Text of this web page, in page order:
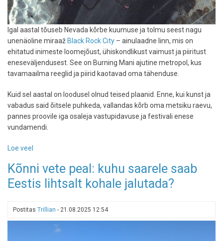
Igal aastal tõuseb Nevada kõrbe kuumuse ja tolmu seest nagu
unenäoline miraaž Black Rock City – ainulaadne linn, mis on
ehitatud inimeste loomejõust, ühiskondlikust vaimust ja piiritust
eneseväljendusest. See on Burning Mani ajutine metropol, kus
tavamaailma reeglid ja piirid kaotavad oma tähenduse.
Kuid sel aastal on loodusel olnud teised plaanid. Enne, kui kunst ja
vabadus said õitsele puhkeda, vallandas kõrb oma metsiku raevu,
pannes proovile iga osaleja vastupidavuse ja festivali enese
vundamendi.
Loe veel
vaimu
paneb
raev:
Burning
Kõnni vete peal: kuhu saarele saab
Eestis lihtsalt kohale jalutada?
Postitas Trillian - 21.08.2025 12:54